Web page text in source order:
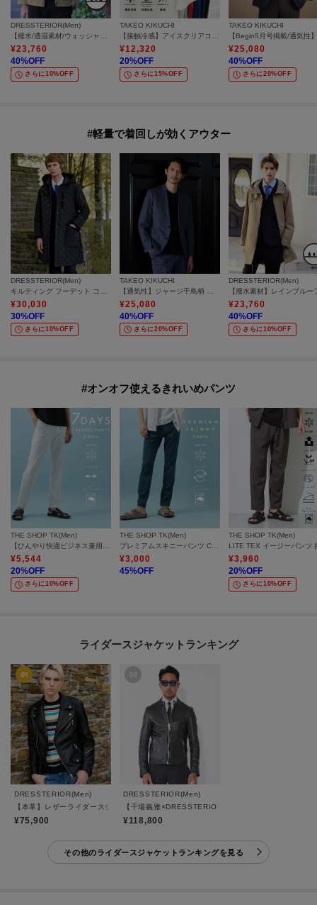
DRESSTERIOR(Men)
【撥水/透湿素材/ウォッシャブル】LIMONTA ハイスペックパーカー
¥23,760
40%OFF
さらに10%OFF
TAKEO KIKUCHI
【接触冷感】アイスクリアコットン ワンポイント ポロシャツ
¥12,320
20%OFF
さらに15%OFF
TAKEO KIKUCHI
¥25,080
40%OFF
さらに20%OFF
#軽量で着回しが効くアウター
DRESSTERIOR(Men)
¥30,030
30%OFF
さらに10%OFF
TAKEO KIKUCHI
¥25,080
40%OFF
さらに20%OFF
DRESSTERIOR(Men)
¥23,760
40%OFF
さらに10%OFF
#オンオフ使えるきれいめパンツ
THE SHOP TK(Men)
【ひんやり快適ビジネス兼用パンツ】7DAYSパンツ COOL 接触冷感／ストレッチ／ON・OFF兼用
¥5,544
20%OFF
さらに10%OFF
THE SHOP TK(Men)
プレミアムスキニーパンツ COOL 360°ストレッチ／接触冷感／全4サイズ・4色展開
¥3,000
45%OFF
THE SHOP TK(Men)
¥3,960
20%OFF
さらに10%OFF
ライダースジャケットランキング
DRESSTERIOR(Men)
【本革】レザーライダースジャケット
¥75,900
DRESSTERIOR(Men)
【干場義雅×DRESSTERIOR】レザーライダースジャケ
¥118,800
その他のライダースジャケットランキングを見る